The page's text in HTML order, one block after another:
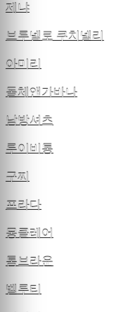
제냐
브루넬로 쿠치넬리
아미리
돌체앤가바나
남방셔츠
루이비통
구찌
프라다
몽클레어
톰브라운
벨루티